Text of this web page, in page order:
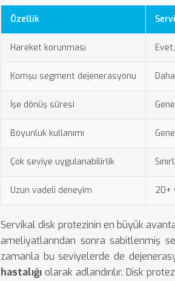
Özellik
Hareket korunması
Komşu segment dejenerasyonu
İşe dönüş süresi
Boyunluk kullanımı
Çok seviye uygulanabilirlik
Uzun vadeli deneyim 20+
Servikal disk protezinin en büyük
ameliyatlarından sonra sabitlenmiş
zamanla bu seviyelerde de
hastalığı olarak adlandırılır. Disk